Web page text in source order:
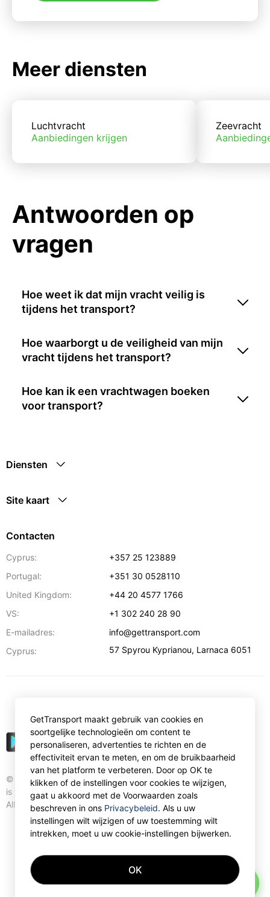
Meer diensten
Luchtvracht
Aanbiedingen krijgen
Zeevracht
Antwoorden op
vragen
Hoe weet ik dat mijn vracht veilig is
tijdens het transport?
Hoe waarborgt u de veiligheid van mijn
vracht tijdens het transport?
Hoe kan ik een vrachtwagen boeken
voor transport?
Diensten
Site kaart
Contacten
Cyprus:
+357 25 123889
Portugal:
+351 30 0528110
United Kingdom:
+44 20 4577 1766
VS:
+1 302 240 28 90
E-mailadres:
info@gettransport.com
Cyprus:
57 Spyrou Kyprianou, Larnaca 6051
© Gettransport International Limited. GetTransport®
is trademark of Gettransport International Limited.
All rights reserved.
GetTransport maakt gebruik van cookies en
soortgelijke technologieën om content te
personaliseren, advertenties te richten en de
effectiviteit ervan te meten, en om de bruikbaarheid
van het platform te verbeteren. Door op OK te
klikken of de instellingen voor cookies te wijzigen,
gaat u akkoord met de Voorwaarden zoals
beschreven in ons Privacybeleid. Als u uw
instellingen wilt wijzigen of uw toestemming wilt
intrekken, moet u uw cookie-instellingen bijwerken.
OK
AI